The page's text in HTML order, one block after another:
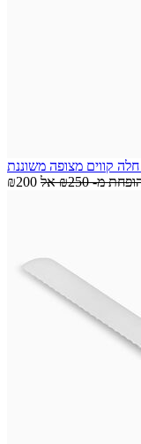
חלה קווים מצופה משוננת
₪200
מ-₪250 אל